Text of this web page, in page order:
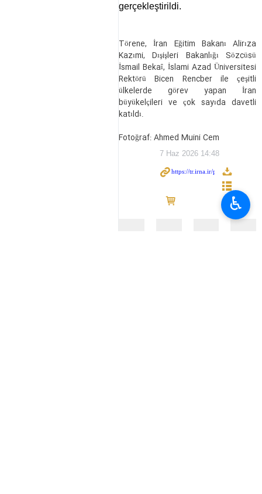
gerçekleştirildi.
Törene, İran Eğitim Bakanı Alirıza
Kazımi, Dışişleri Bakanlığı Sözcüsü
İsmail Bekaî, İslami Azad Üniversitesi
Rektörü Bicen Rencber ile çeşitli
ülkelerde görev yapan İran
büyükelçileri ve çok sayıda davetli
katıldı.
Fotoğraf: Ahmed Muini Cem
7 Haz 2026 14:48
♿︎